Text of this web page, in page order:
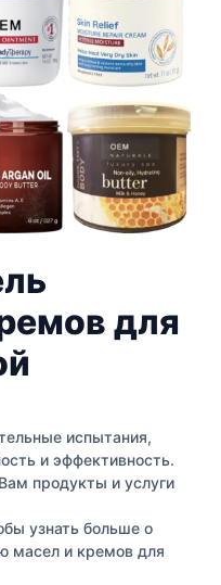
для
испытания,
и эффективность.
продукты и услуги
узнать больше о
масел и кремов для